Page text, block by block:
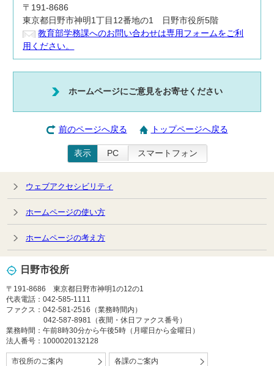
〒191-8686
東京都日野市神明1丁目12番地の1 日野市役所5階
教育部学務課へのお問い合わせは専用フォームをご利
用ください。
ホームページにご意見をお寄せください
前のページへ戻る トップページへ戻る
表示 PC スマートフォン
ウェブアクセシビリティ
ホームページの使い方
ホームページの考え方
日野市役所
〒191-8686 東京都日野市神明1の12の1
代表電話：042-585-1111
ファクス：042-581-2516（業務時間内）
042-587-8981（夜間・休日ファクス番号）
業務時間：午前8時30分から午後5時（月曜日から金曜日）
法人番号：1000020132128
市役所のご案内 各課のご案内